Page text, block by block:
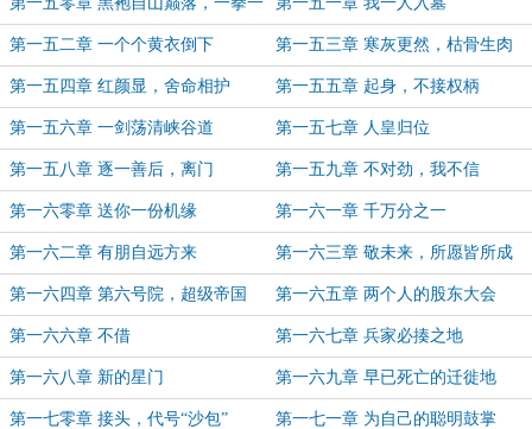
个
第一五二章 一个个黄衣倒下 第一五三章 寒灰更然，枯骨生肉
第一五四章 红颜显，舍命相护 第一五五章 起身，不接权柄
第一五六章 一剑荡清峡谷道 第一五七章 人皇归位
第一五八章 逐一善后，离门 第一五九章 不对劲，我不信
第一六零章 送你一份机缘 第一六一章 千万分之一
第一六二章 有朋自远方来 第一六三章 敬未来，所愿皆所成
第一六四章 第六号院，超级帝国 第一六五章 两个人的股东大会
第一六六章 不借 第一六七章 兵家必揍之地
第一六八章 新的星门 第一六九章 早已死亡的迁徙地
第一七零章 接头，代号“沙包” 第一七一章 为自己的聪明鼓掌